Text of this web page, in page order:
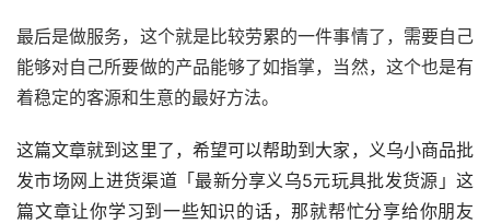
最后是做服务，这个就是比较劳累的一件事情了，需要自己
能够对自己所要做的产品能够了如指掌，当然，这个也是有
着稳定的客源和生意的最好方法。
这篇文章就到这里了，希望可以帮助到大家，义乌小商品批
发市场网上进货渠道「最新分享义乌5元玩具批发货源」这
篇文章让你学习到一些知识的话，那就帮忙分享给你朋友